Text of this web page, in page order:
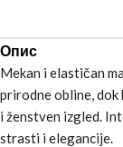
Опис
Mekan i elastičan
prirodne obline,
i ženstven izgled.
strasti i elegancije.